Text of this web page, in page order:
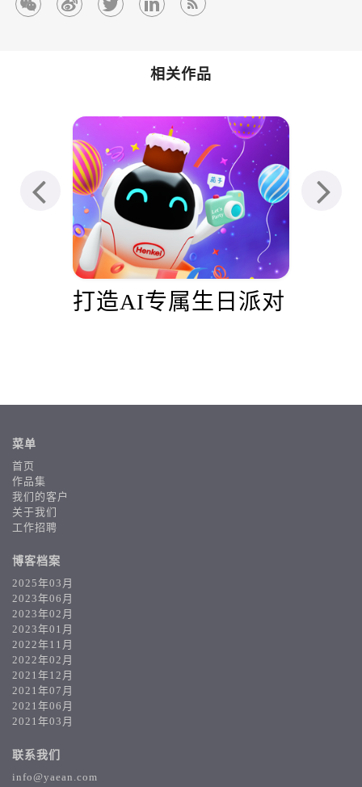
相关作品
打造AI专属生日派对
菜单
首页
作品集
我们的客户
关于我们
工作招聘
博客档案
2025年03月
2023年06月
2023年02月
2023年01月
2022年11月
2022年02月
2021年12月
2021年07月
2021年06月
2021年03月
联系我们
info@yaean.com